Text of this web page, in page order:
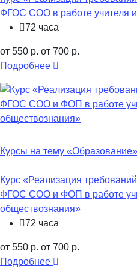
ФГОС СОО в работе учителя
72 часа
от 550 р. от 700 р.
Подробнее
Курсы на тему «Образование»
Курс «Реализация
ФГОС СОО и ФОП в работе
обществознания»
72 часа
от 550 р. от 700 р.
Подробнее